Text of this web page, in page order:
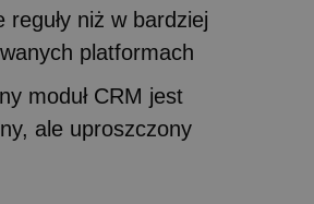
reguły niż w bardziej
platformach
moduł CRM jest
ale uproszczony